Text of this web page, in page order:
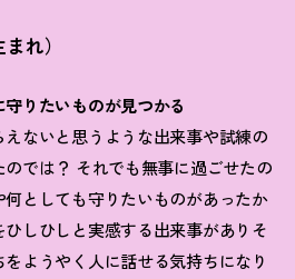
れ）
りたいものが見つかる
ないと思うような出来事や試練の
のでは？ それでも無事に過ごせたの
としても守りたいものがあったか
しひしと実感する出来事がありそ
ようやく人に話せる気持ちになり